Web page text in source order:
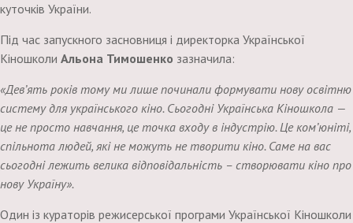
куточків України.
Під час запускного засновниця і директорка Української
Кіношколи Альона Тимошенко зазначила:
«Дев’ять років тому ми лише починали формувати нову освітню
систему для українського кіно. Сьогодні Українська Кіношкола —
це не просто навчання, це точка входу в індустрію. Це ком’юніті,
спільнота людей, які не можуть не творити кіно. Саме на вас
сьогодні лежить велика відповідальність – створювати кіно про
нову Україну».
Один із кураторів режисерської програми Української Кіношколи